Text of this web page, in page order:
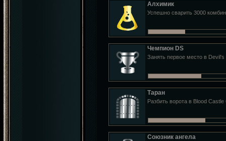
Алхимик
Успешно сварить 3000
Чемпион DS
Занять первое место в Devil's
Таран
Разбить ворота в Blood Castle
Союзник ангела